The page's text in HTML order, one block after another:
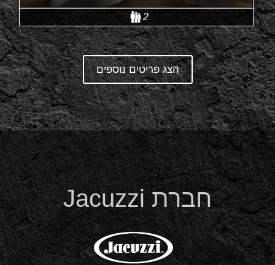
2
הצג פריטים נוספים
חברת Jacuzzi